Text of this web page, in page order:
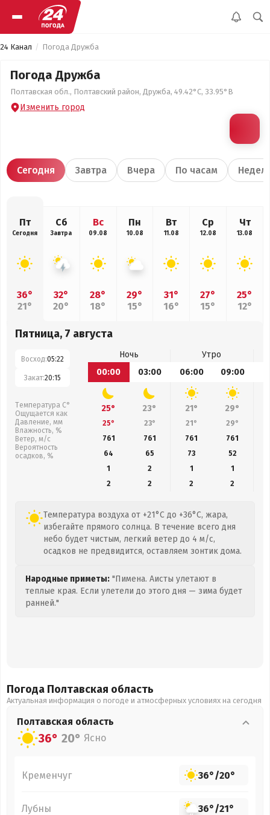
24 Канал Погода Дружба
Погода Дружба
Полтавская обл., Полтавский район, Дружба, 49.42°С, 33.95°В
Изменить город
Сегодня Завтра Вчера По часам
Пт
Сегодня
36°
21°
Сб
Завтра
32°
20°
Вс
09.08
28°
18°
Пн
10.08
29°
15°
Вт
11.08
31°
16°
Ср
12.08
27°
15°
Чт
13.08
25°
12°
Пятница, 7 августа
Восход:05:22
Закат:20:15
Температура С°
Ощущается как
Давление, мм
Влажность, %
Ветер, м/с
Вероятность
осадков, %
Ночь
Утро
00:00
03:00 06:00 09:00
25° 23° 21° 29°
25° 23° 21° 29°
761
761 761 761
64
65 73 52
1
2 1
1
2
2 2 2
Температура воздуха от +21°C до +36°C, жара,
избегайте прямого солнца. В течение всего дня
небо будет чистым, легкий ветер до 4 м/с,
осадков не предвидится, оставляем зонтик дома.
Народные приметы: "Пимена. Аисты улетают в
теплые края. Если улетели до этого дня — зима будет
ранней."
Погода Полтавская область
Актуальная информация о погоде и атмосферных условиях на сегодня
Полтавская область
36° 20° Ясно
Кременчуг 36°/20°
Лубны 36°/21°